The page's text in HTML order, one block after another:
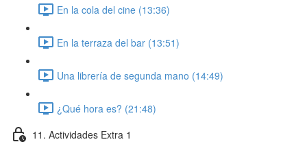
En la cola del cine (13:36)
En la terraza del bar (13:51)
Una librería de segunda mano (14:49)
¿Qué hora es? (21:48)
11. Actividades Extra 1